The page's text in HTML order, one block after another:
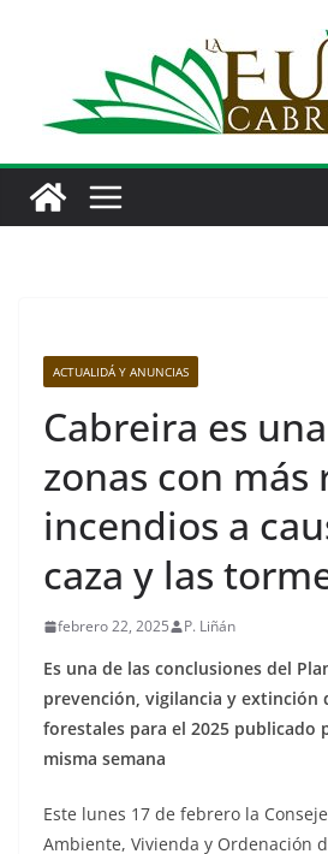
ACTUALIDÁ Y ANUNCIAS
Cabreira es
zonas con más
incendios a
caza y las
febrero 22, 2025 P. Liñán
Es una de las conclusiones del
prevención, vigilancia y extinción
forestales para el 2025 publicado
misma semana
Este lunes 17 de febrero la
Ambiente, Vivienda y Ordenación